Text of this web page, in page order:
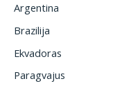
Argentina
Brazilija
Ekvadoras
Paragvajus